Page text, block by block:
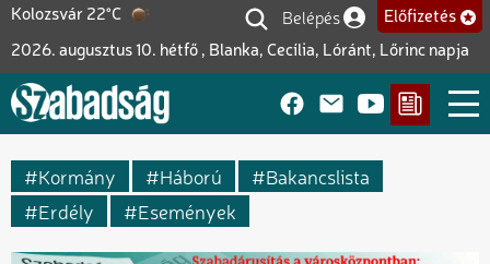
Ugrás
tartalomra
Kolozsvár 22°C
2026. augusztus 10. hétfő , Blanka, Cecília, Lóránt, Lőrinc napja
Felhasználói fiók
Belépés Előfizetés
Kormány Háború
Bakancslista
Erdély
Események